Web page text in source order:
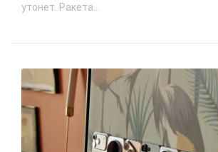
утонет. Ракета...